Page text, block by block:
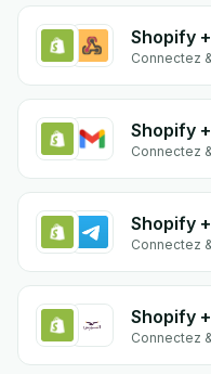
Shopify
Connectez
Shopify
Connectez
Shopify
Connectez
Shopify
Connectez